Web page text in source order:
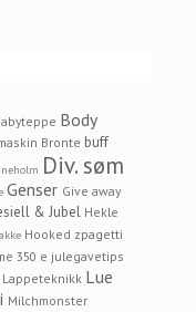
Body
Bronte buff
Div. søm
Genser Give away
& Jubel Hekle
Hooked zpagetti
350 e julegavetips
Lappeteknikk Lue
Milchmonster